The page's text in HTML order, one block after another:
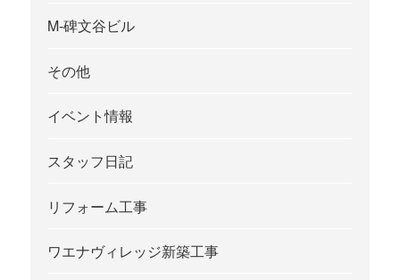
M-碑文谷ビル
その他
イベント情報
スタッフ日記
リフォーム工事
ワエナヴィレッジ新築工事